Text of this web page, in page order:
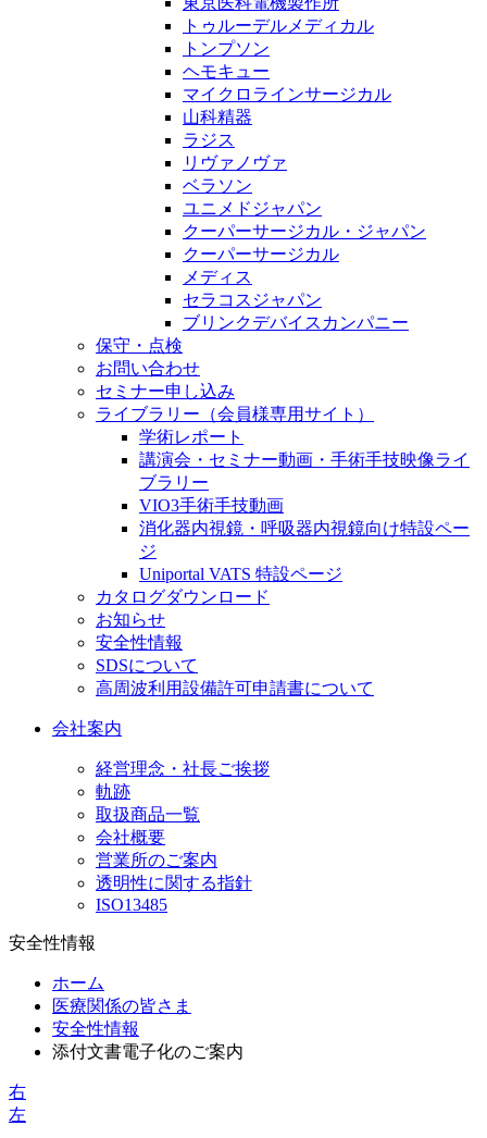
トゥルーデルメディカル
トンプソン
ヘモキュー
マイクロラインサージカル
山科精器
ラジス
リヴァノヴァ
ベラソン
ユニメドジャパン
クーパーサージカル・ジャパン
クーパーサージカル
メディス
セラコスジャパン
ブリンクデバイスカンパニー
保守・点検
お問い合わせ
セミナー申し込み
ライブラリー（会員様専用サイト）
学術レポート
講演会・セミナー動画・手術手技映像ライ
ブラリー
VIO3手術手技動画
消化器内視鏡・呼吸器内視鏡向け特設ペー
ジ
Uniportal VATS 特設ページ
カタログダウンロード
お知らせ
安全性情報
SDSについて
高周波利用設備許可申請書について
会社案内
経営理念・社長ご挨拶
軌跡
取扱商品一覧
会社概要
営業所のご案内
透明性に関する指針
ISO13485
安全性情報
ホーム
医療関係の皆さま
安全性情報
添付文書電子化のご案内
右
左